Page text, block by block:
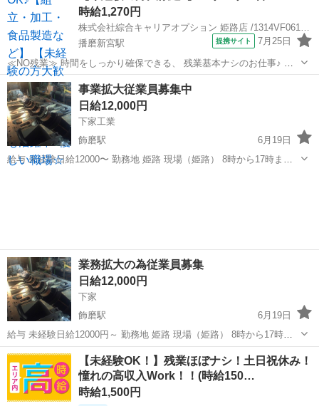
時給1,270円
株式会社綜合キャリアオプション 姫路店 /1314VF0616G58★73-N
播磨新宮駅
提携サイト 7月25日
≪NO残業≫ 時間をしっかり確保できる、 残業基本ナシのお仕事♪ オ
ンとオフをきっちり切り替えたい方にオススメ！ ≪女性も活躍できる
職場≫ もちろん男性の応募も歓迎です！ ≪週休2日制≫ 週末は家族や
友...
兵庫 姫路市 播磨新宮駅 建築
事業拡大従業員募集中
日給12,000円
下家工業
飾磨駅
6月19日
給与 未経験日給12000〜 勤務地 姫路 現場（姫路） 8時から17時ま
業務拡大の為従業員募集
日給12,000円
下家
飾磨駅
6月19日
給与 未経験日給12000円～ 勤務地 姫路 現場（姫路） 8時から17時ま
で。 たまに残業、夜勤があります。 未経験日給は12000円〜 経験者は
13500円〜 全くの初心者の方は試用期...
兵庫 姫路市 飾磨駅 その他 従業員
【未経験OK！】残業ほぼナシ！土日祝休み！
憧れの高収入Work！！(時給150…
時給1,500円